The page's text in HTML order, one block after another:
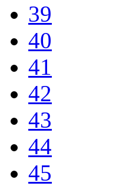
39
40
41
42
43
44
45